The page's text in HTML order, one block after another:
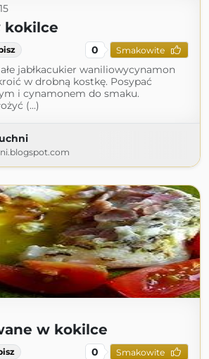
kokilce
0 Smakowite
jabłkacukier waniliowycynamon
w drobną kostkę. Posypać
i cynamonem do smaku.
(...)
w kokilce
0 Smakowite